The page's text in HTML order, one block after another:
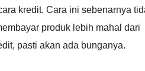
kredit. Cara ini sebenarnya
produk lebih mahal dari
pasti akan ada bunganya.